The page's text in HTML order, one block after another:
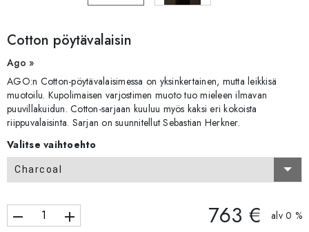
Cotton pöytävalaisin
Ago »
AGO:n Cotton-pöytävalaisimessa on yksinkertainen, mutta leikkisä
muotoilu. Kupolimaisen varjostimen muoto tuo mieleen ilmavan
puuvillakuidun. Cotton-sarjaan kuuluu myös kaksi eri kokoista
riippuvalaisinta. Sarjan on suunnitellut Sebastian Herkner.
Valitse vaihtoehto
Charcoal
remove add 763 € alv 0 %